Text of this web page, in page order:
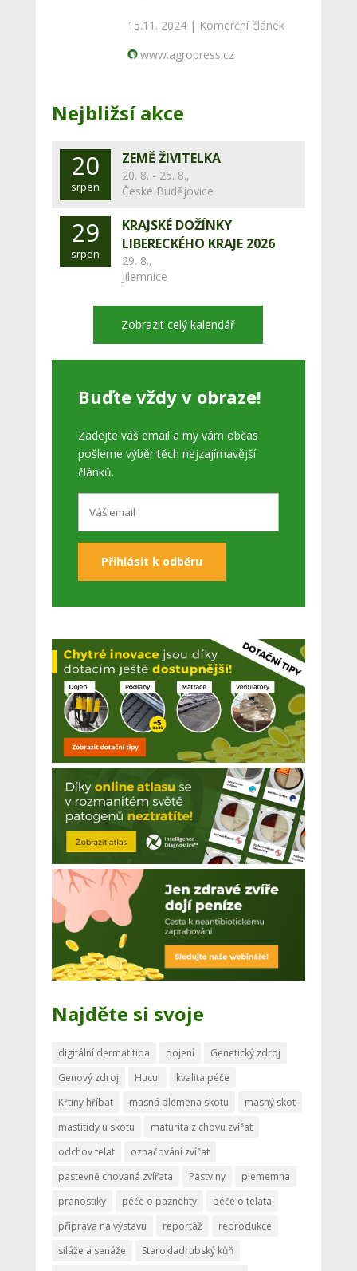
15.11. 2024 | Komerční článek
www.agropress.cz
Nejbližsí akce
20
srpen
ZEMĚ ŽIVITELKA
20. 8. - 25. 8.,
České Budějovice
29
srpen
KRAJSKÉ DOŽÍNKY
LIBERECKÉHO KRAJE 2026
29. 8.,
Jilemnice
Zobrazit celý kalendář
Buďte vždy v obraze!
Zadejte váš email a my vám občas
pošleme výběr těch nejzajímavější
článků.
Najděte si svoje
digitální dermatitida dojení
Genetický zdroj
Genový zdroj
Hucul
kvalita péče
Křtiny hříbat
masná plemena skotu
masný skot
mastitidy u skotu
maturita z chovu zvířat
odchov telat
označování zvířat
pastevně chovaná zvířata
Pastviny
plememna
pranostiky
péče o paznehty
péče o telata
příprava na výstavu
reportáž
reprodukce
siláže a senáže
Starokladrubský kůň